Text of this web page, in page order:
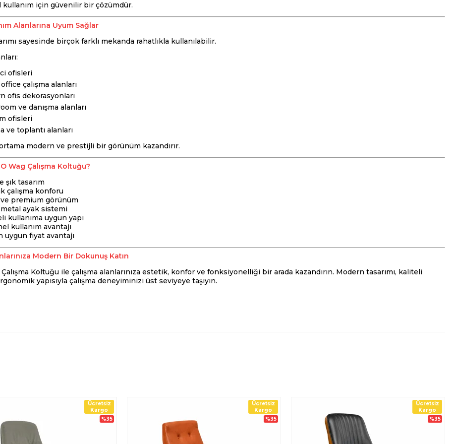
kullanım için güvenilir bir çözümdür.
Alanlarına Uyum Sağlar
sayesinde birçok farklı mekanda rahatlıkla kullanılabilir.
ofisleri
çalışma alanları
ofis dekorasyonları
ve danışma alanları
ofisleri
ve toplantı alanları
modern ve prestijli bir görünüm kazandırır.
Wag Çalışma Koltuğu?
şık tasarım
çalışma konforu
premium görünüm
metal ayak sistemi
kullanıma uygun yapı
kullanım avantajı
uygun fiyat avantajı
Modern Bir Dokunuş Katın
Koltuğu ile çalışma alanlarınıza estetik, konfor ve fonksiyonelliği bir arada kazandırın. Modern tasarımı, kaliteli
yapısıyla çalışma deneyiminizi üst seviyeye taşıyın.
Ücretsiz
Kargo
%35
Ücretsiz
Kargo
%35
Ücretsiz
Kargo
%35